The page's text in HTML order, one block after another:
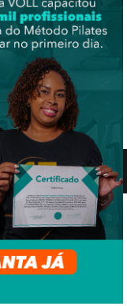
corpos que a
não estamos
um corpo inteiro
criando padrões
reservados.